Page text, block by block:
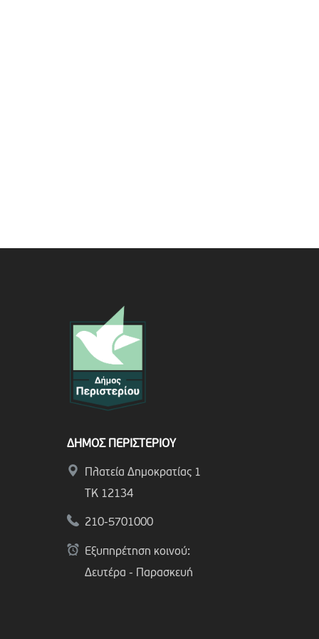
ΔΗΜΟΣ ΠΕΡΙΣΤΕΡΙΟΥ
Πλατεία Δημοκρατίας 1
ΤΚ 12134
210-5701000
Εξυπηρέτηση κοινού:
Δευτέρα - Παρασκευή